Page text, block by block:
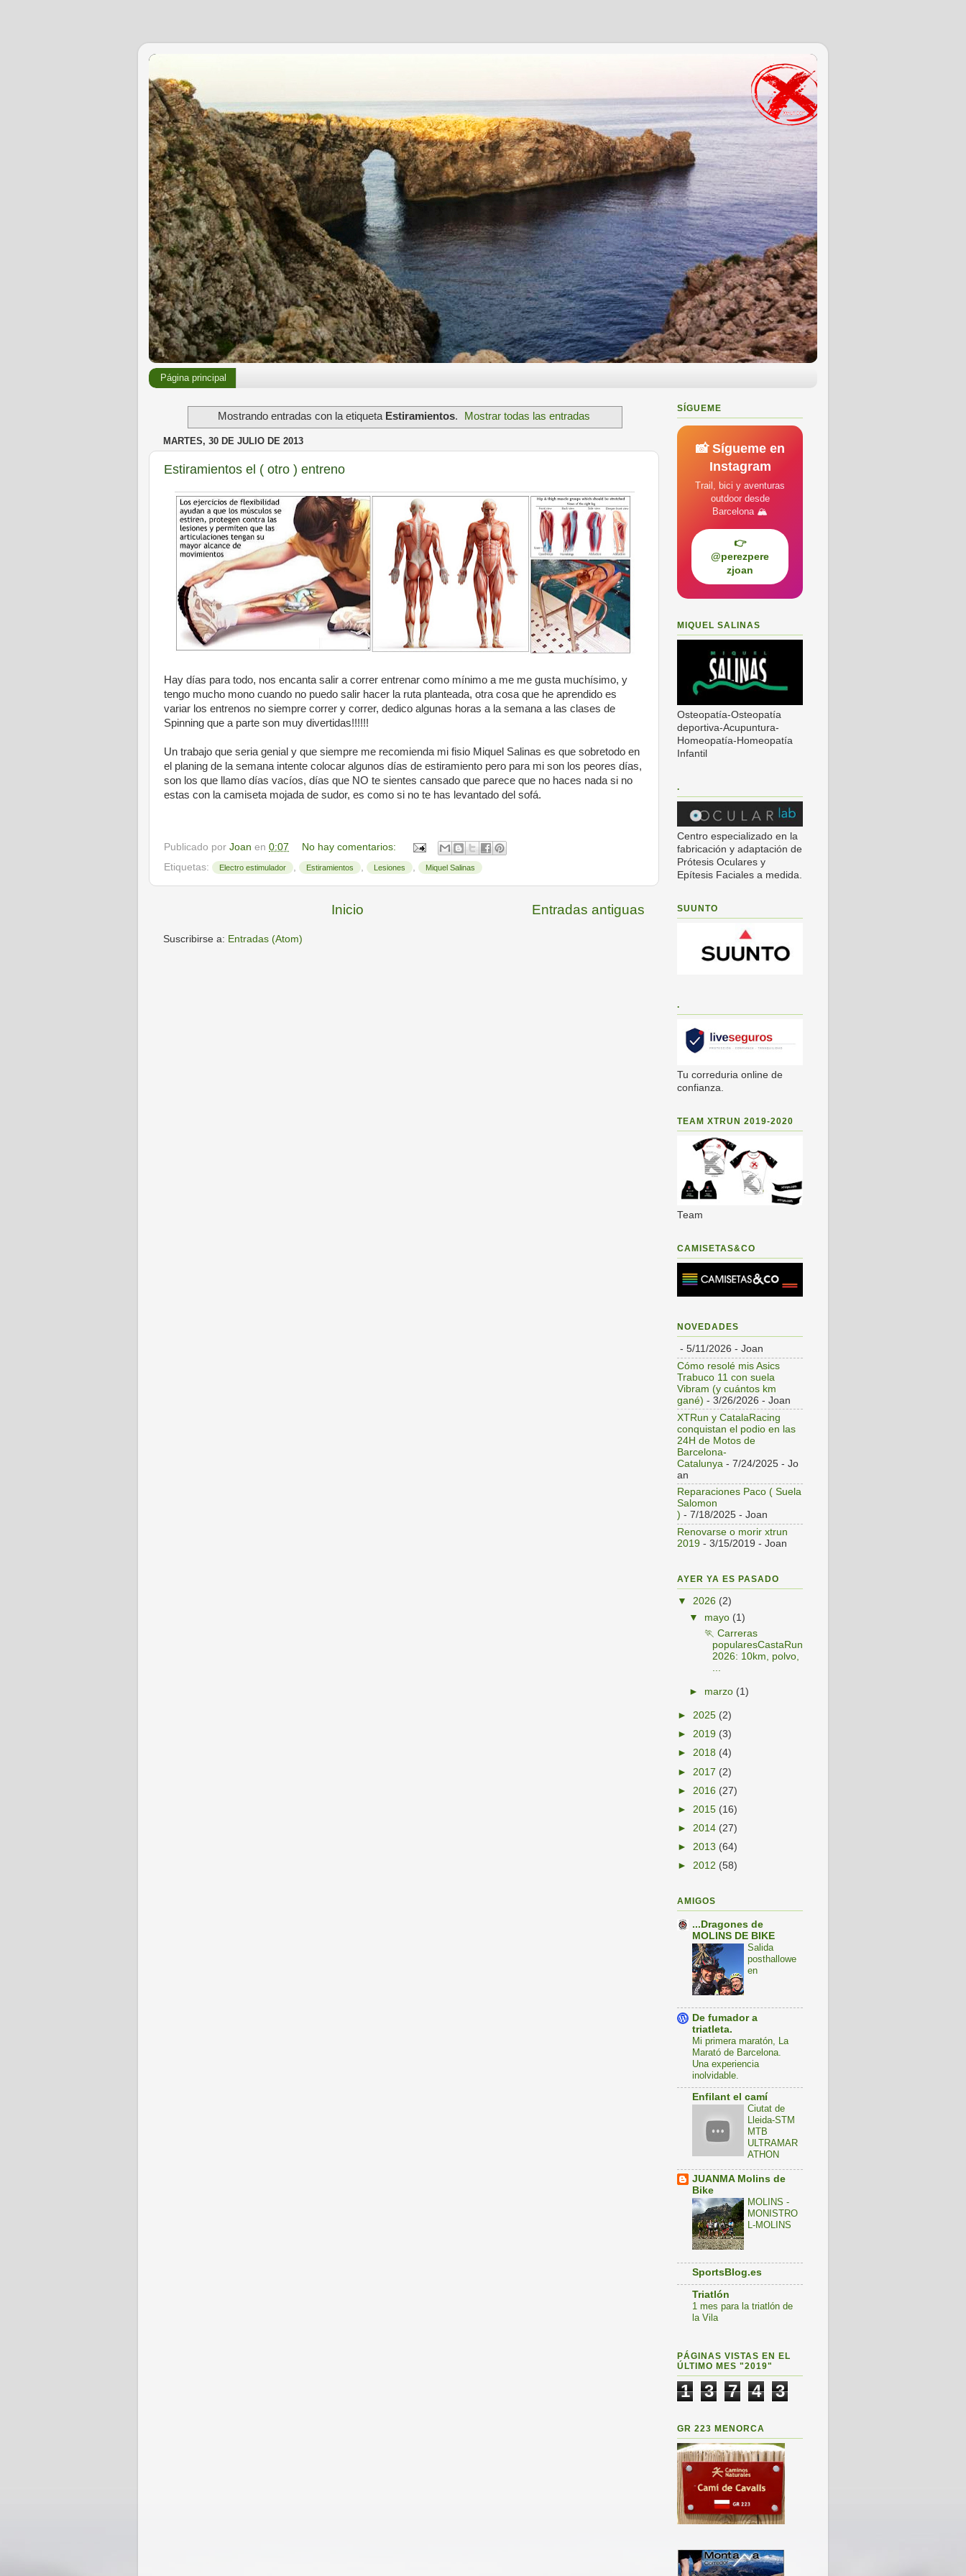
Página principal
Mostrando entradas con la etiqueta Estiramientos. Mostrar todas las entradas
MARTES, 30 DE JULIO DE 2013
Estiramientos el ( otro ) entreno
Hay días para todo, nos encanta salir a correr entrenar como mínimo a me me gusta muchísimo, y
tengo mucho mono cuando no puedo salir hacer la ruta planteada, otra cosa que he aprendido es
variar los entrenos no siempre correr y correr, dedico algunas horas a la semana a las clases de
Spinning que a parte son muy divertidas!!!!!!
Un trabajo que seria genial y que siempre me recomienda mi fisio Miquel Salinas es que sobretodo en
el planing de la semana intente colocar algunos días de estiramiento pero para mi son los peores días,
son los que llamo días vacíos, días que NO te sientes cansado que parece que no haces nada si no
estas con la camiseta mojada de sudor, es como si no te has levantado del sofá.
Publicado por Joan en 0:07
No hay comentarios:
Etiquetas:
Electro estimulador Estiramientos Lesiones Miquel Salinas
Entradas antiguas
Inicio
Suscribirse a: Entradas (Atom)
SÍGUEME
📸 Sígueme en
Instagram
Trail, bici y aventuras
outdoor desde
Barcelona 🏔️
👉
@perezpere
zjoan
MIQUEL SALINAS
Osteopatía-Osteopatía
deportiva-Acupuntura-
Homeopatía-Homeopatía
Infantil
.
Centro especializado en la
fabricación y adaptación de
Prótesis Oculares y
Epítesis Faciales a medida.
SUUNTO
.
Tu correduria online de
confianza.
TEAM XTRUN 2019-2020
Team
CAMISETAS&CO
NOVEDADES
- 5/11/2026 - Joan
Cómo resolé mis Asics
Trabuco 11 con suela
Vibram (y cuántos km
gané) - 3/26/2026 - Joan
XTRun y CatalaRacing
conquistan el podio en las
24H de Motos de
Barcelona-
Catalunya - 7/24/2025 - Jo
an
Reparaciones Paco ( Suela
Salomon
) - 7/18/2025 - Joan
Renovarse o morir xtrun
2019 - 3/15/2019 - Joan
AYER YA ES PASADO
▼ 2026 (2)
▼ mayo (1)
🏃 Carreras
popularesCastaRun
2026: 10km, polvo,
...
► marzo (1)
► 2025 (2)
► 2019 (3)
► 2018 (4)
► 2017 (2)
► 2016 (27)
► 2015 (16)
► 2014 (27)
► 2013 (64)
► 2012 (58)
AMIGOS
...Dragones de
MOLINS DE BIKE
Salida
posthallowe
en
De fumador a
triatleta.
Mi primera maratón, La
Marató de Barcelona.
Una experiencia
inolvidable.
Enfilant el camí
Ciutat de
Lleida-STM
MTB
ULTRAMAR
ATHON
JUANMA Molins de
Bike
MOLINS -
MONISTRO
L-MOLINS
SportsBlog.es
Triatlón
1 mes para la triatlón de
la Vila
PÁGINAS VISTAS EN EL
ÚLTIMO MES "2019"
1 3 7 4 3
GR 223 MENORCA